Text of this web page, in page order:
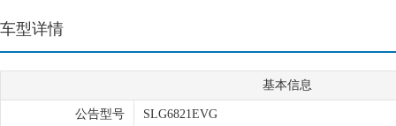
车型详情
基本信息
公告型号 SLG6821EVG